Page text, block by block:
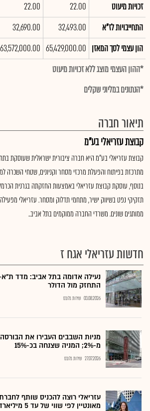
זכויות מיעוט
22.00
22.00
התחייבויות לז"א
32,493.00
32,690.00
הון עצמי לסך המאזן 65,429,000.00
63,572,000.00
*ההון העצמי מוצג ללא זכויות מיעוט
*הנתונים במליוני שקלים
תיאור חברה
קבוצת עזריאלי בע"מ
קבוצת עזריאלי בע"מ היא חברה ציבורית ישראלית שעוסקת
מתרכזת בפיתוח והפעלת מרכזי מסחר וקניונים, שטחי השכרה
בנוסף, עוסקת קבוצת עזריאלי באמצעות החזקתה בגרנית
תזקיקי נפט בשיווק ישיר, מתחמי תדלוק ומסחר. עזריאלי
ממותגים שונים. משרדי החברה ממוקמים בתל אביב..
חדשות עזריאלי אגח ז
התחזק מול הדולר
03.08.2026 שירות גלובס
מניות השבבים העבירו את הבורסה
מ-2%; המניה שצנחה בכ-15%
27.07.2026 שירות גלובס
עזריאלי רוצה להכניס שותף
מאונטיין לפי שווי של עד 5 מיליארד אירו